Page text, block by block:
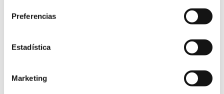
Preferencias
Estadística
Marketing
que mantiene temperaturas constantes en todas las
zonas. Este diseño proporciona a los procesadores un
garantizando uniformidad y alta calidad en el producto